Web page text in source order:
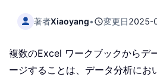
著者Xiaoyang• 変更日2025-
複数のExcel ワークブックからデ
ージすることは、データ分析にお